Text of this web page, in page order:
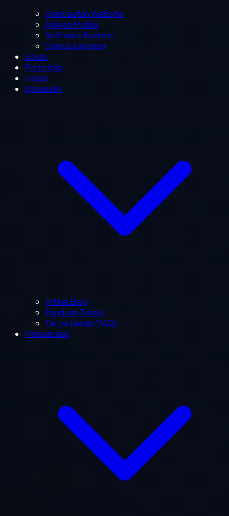
Pembuatan Website
Aplikasi Mobile
Software Kustom
Semua Layanan
Solusi
Portofolio
Harga
Wawasan
Artikel Blog
Panduan Teknis
Tanya Jawab (FAQ)
Perusahaan